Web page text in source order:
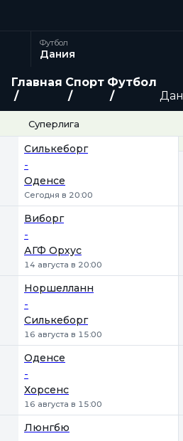
Футбол
Дания
Главная Спорт Футбол
Суперлига
Силькеборг
-
Оденсе
Сегодня в 20:00
Виборг
-
АГФ Орхус
14 августа в 20:00
Норшелланн
-
Силькеборг
16 августа в 15:00
Оденсе
-
Хорсенс
16 августа в 15:00
Люнгбю